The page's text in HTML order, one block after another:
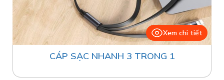
Xem chi tiết
CÁP SẠC NHANH 3 TRONG 1